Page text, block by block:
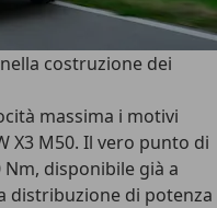
costruzione dei
massima i motivi
X3 M50. Il vero punto di
disponibile già a
distribuzione di potenza